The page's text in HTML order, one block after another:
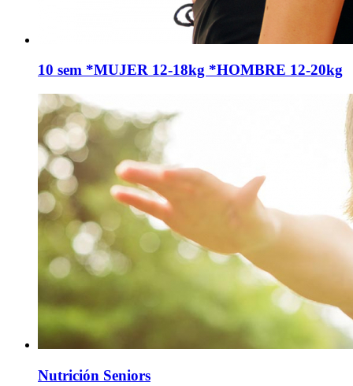
10 sem *MUJER 12-18kg *HOMBRE 12-20kg
Nutrición Seniors